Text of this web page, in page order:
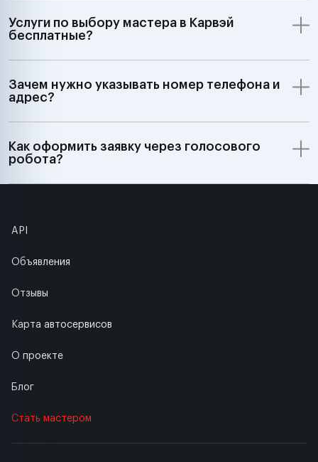
Услуги по выбору мастера в Карвэй
бесплатные?
Зачем нужно указывать номер телефона и
адрес?
Как оформить заявку через голосового
робота?
API
Объявления
Отзывы
Карта автосервисов
О проекте
Блог
Стать мастером